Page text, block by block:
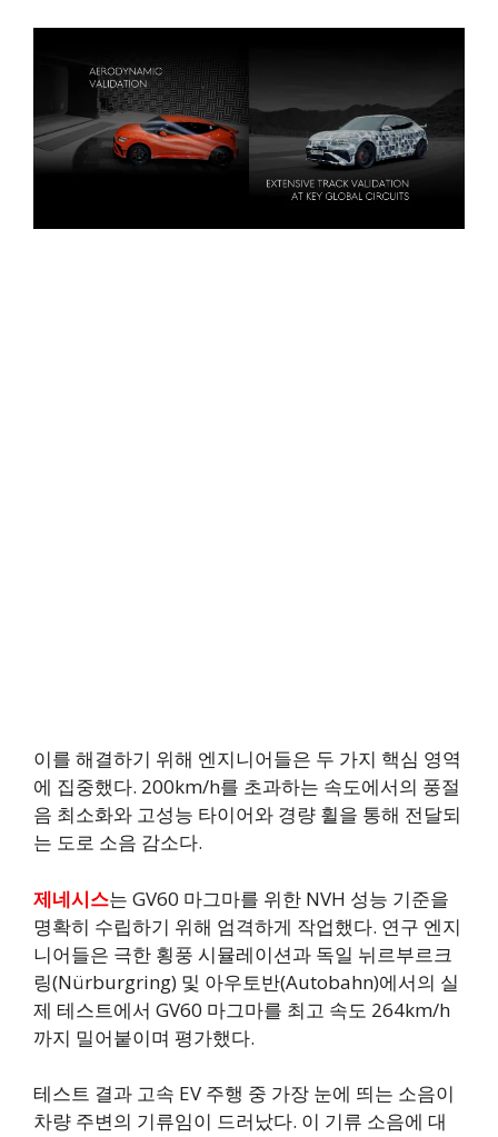
이를 해결하기 위해 엔지니어들은 두 가지 핵심 영역
에 집중했다. 200km/h를 초과하는 속도에서의 풍절
음 최소화와 고성능 타이어와 경량 휠을 통해 전달되
는 도로 소음 감소다.
제네시스는 GV60 마그마를 위한 NVH 성능 기준을
명확히 수립하기 위해 엄격하게 작업했다. 연구 엔지
니어들은 극한 횡풍 시뮬레이션과 독일 뉘르부르크
링(Nürburgring) 및 아우토반(Autobahn)에서의 실
제 테스트에서 GV60 마그마를 최고 속도 264km/h
까지 밀어붙이며 평가했다.
테스트 결과 고속 EV 주행 중 가장 눈에 띄는 소음이
차량 주변의 기류임이 드러났다. 이 기류 소음에 대